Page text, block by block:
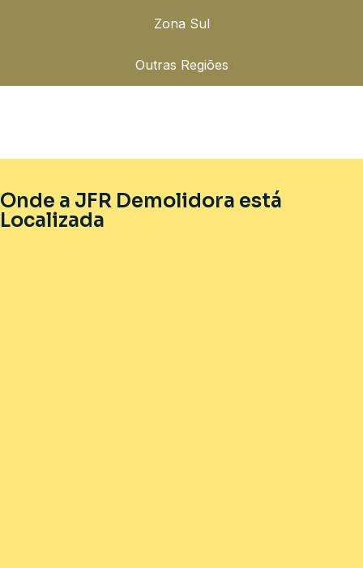
Zona Sul
Outras Regiões
Onde a JFR Demolidora está
Localizada